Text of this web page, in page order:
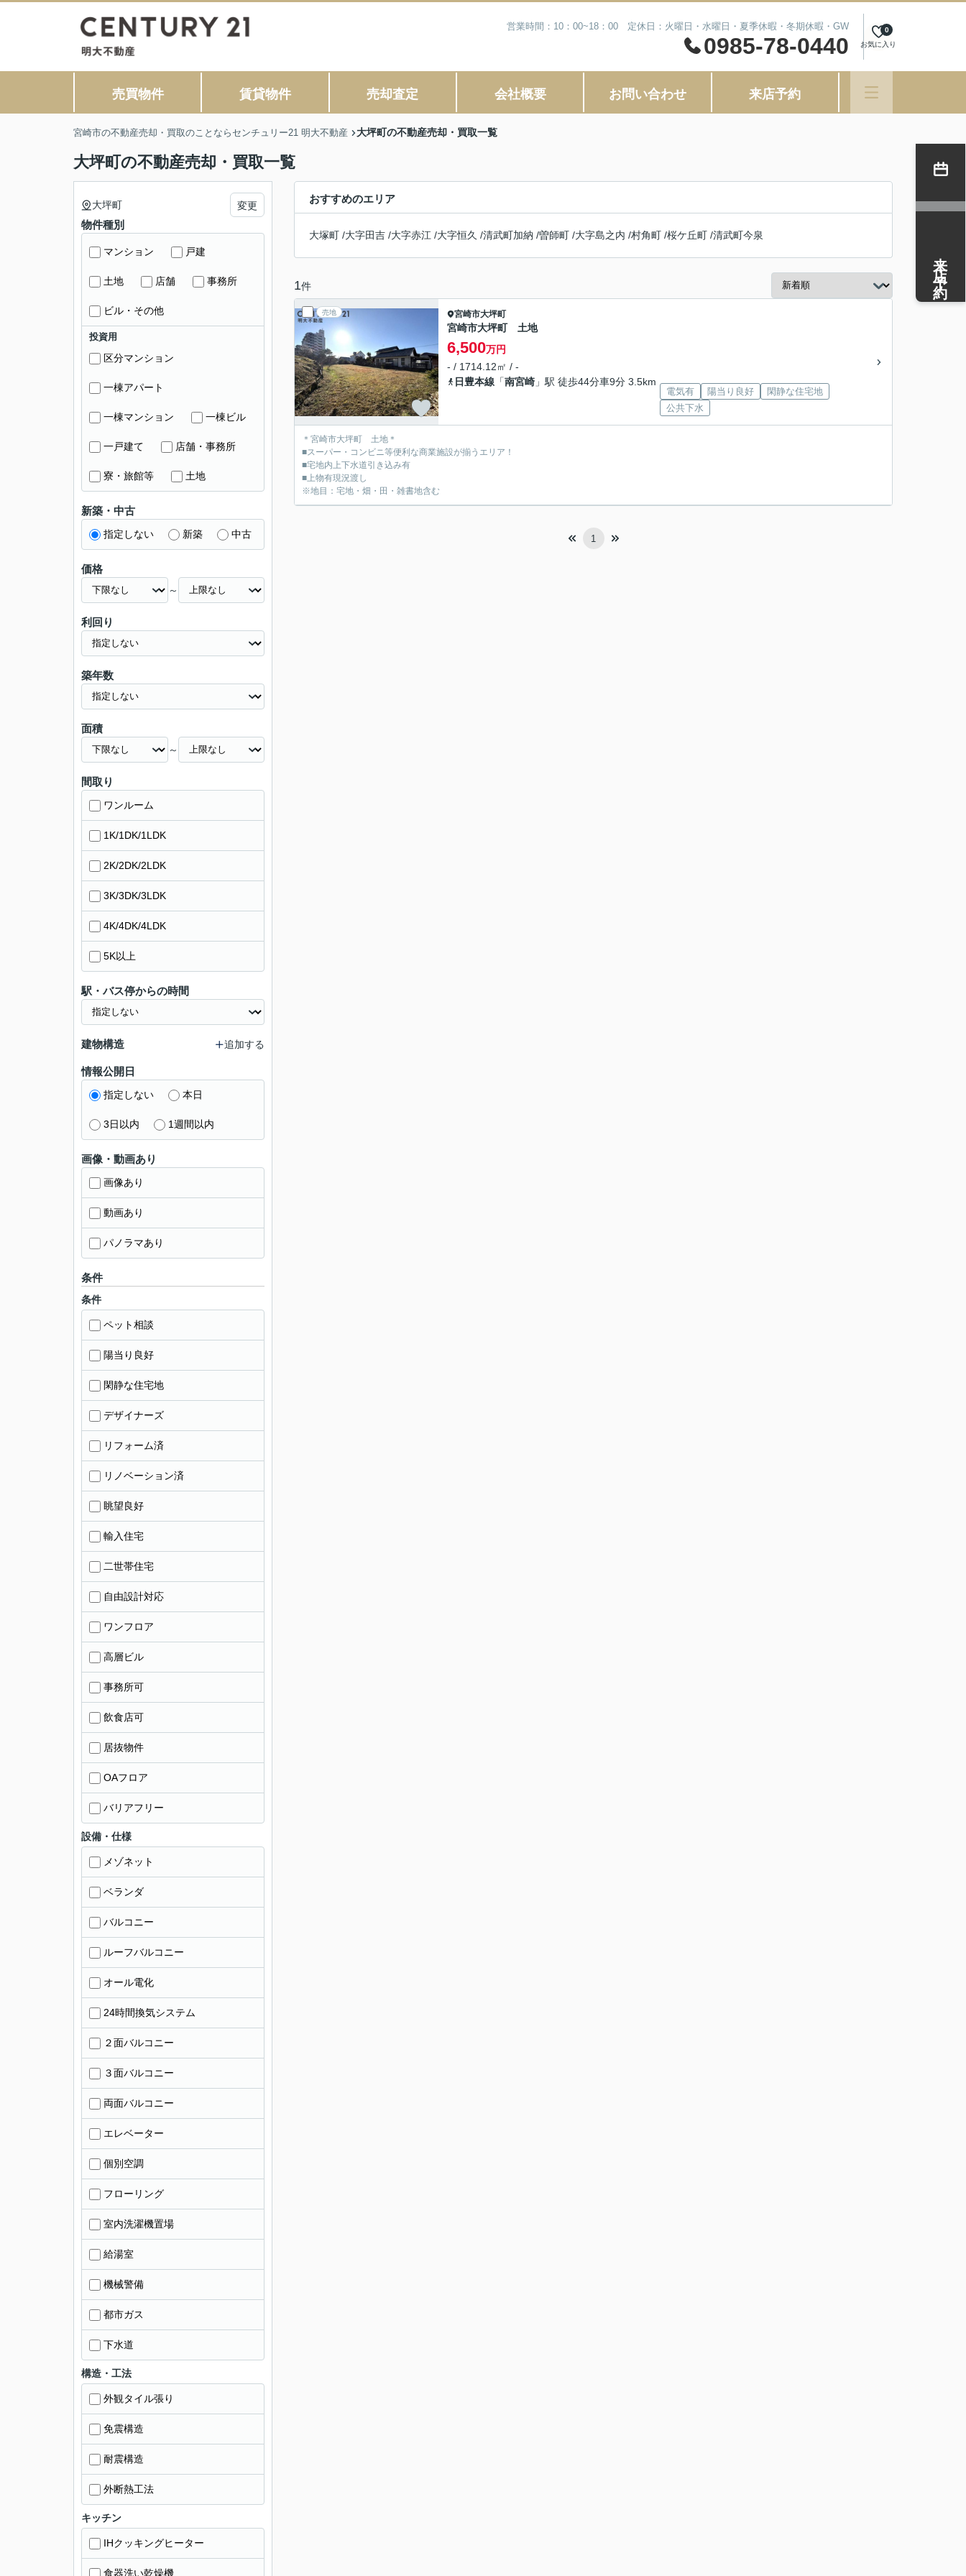
営業時間：10：00~18：00 定休日：火曜日・水曜日・夏季休暇・冬期休暇・GW
0985-78-0440 お気に入り
0
売買物件 賃貸物件 売却査定 会社概要 お問い合わせ 来店予約
宮崎市の不動産売却・買取のことならセンチュリー21 明大不動産 大坪町の不動産売却・買取一覧
大坪町の不動産売却・買取一覧
おすすめのエリア
大塚町 /大字田吉 /大字赤江 /大字恒久 /清武町加納 /曽師町 /大字島之内 /村角町 /桜ケ丘町 /清武町今泉
1件
売地 宮崎市大坪町
宮崎市大坪町 土地
6,500万円
- / 1714.12㎡ / -
日豊本線 「南宮崎 」駅 徒歩44分車9分 3.5km
電気有 陽当り良好
閑静な住宅地
公共下水
＊宮崎市大坪町 土地＊
■スーパー・コンビニ等便利な商業施設が揃うエリア！
■宅地内上下水道引き込み有
■上物有現況渡し
※地目：宅地・畑・田・雑書地含む
1
大坪町 変更
物件種別
マンション 戸建
土地 店舗 事務所
ビル・その他
投資用
区分マンション
一棟アパート
一棟マンション 一棟ビル
一戸建て 店舗・事務所
寮・旅館等 土地
新築・中古
指定しない 新築 中古
価格
～
利回り
築年数
面積
～
間取り
ワンルーム
1K/1DK/1LDK
2K/2DK/2LDK
3K/3DK/3LDK
4K/4DK/4LDK
5K以上
駅・バス停からの時間
建物構造 追加する
情報公開日
指定しない 本日
3日以内 1週間以内
画像・動画あり
画像あり
動画あり
パノラマあり
条件
条件
ペット相談
陽当り良好
閑静な住宅地
デザイナーズ
リフォーム済
リノベーション済
眺望良好
輸入住宅
二世帯住宅
自由設計対応
ワンフロア
高層ビル
事務所可
飲食店可
居抜物件
OAフロア
バリアフリー
設備・仕様
メゾネット
ベランダ
バルコニー
ルーフバルコニー
オール電化
24時間換気システム
２面バルコニー
３面バルコニー
両面バルコニー
エレベーター
個別空調
フローリング
室内洗濯機置場
給湯室
機械警備
都市ガス
下水道
構造・工法
外観タイル張り
免震構造
耐震構造
外断熱工法
キッチン
IHクッキングヒーター
食器洗い乾燥機
来店予約